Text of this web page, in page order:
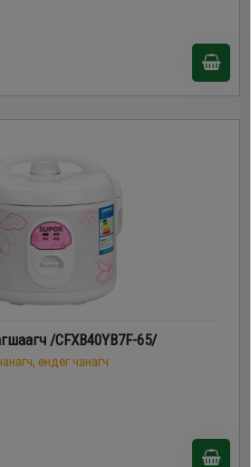
Supor 4литр будаа агшаагч /CFXB40YB7F-65/
өндөг чанагч